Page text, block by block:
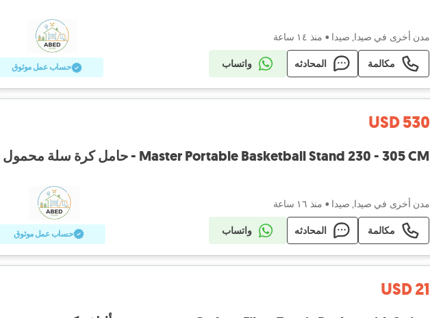
مدن أخرى في صيدا, صيدا • منذ ١٤ ساعة
مكالمة المحادثه واتساب حساب عمل موثوق
USD 530
Master Portable Basketball Stand 230 - 305 CM - حامل كرة سلة محمول
مدن أخرى في صيدا, صيدا • منذ ١٦ ساعة
مكالمة المحادثه واتساب حساب عمل موثوق
USD 21